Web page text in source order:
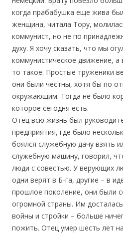
когда прабабушка еще жива
женщина, читала Тору,
коммунист, но не по
духу. Я хочу сказать, что мы
коммунистическое движение,
то такое. Простые труженики
они были честны, хотя бы по
окружающим. Тогда не было
которое сегодня есть.
Отец всю жизнь был
предприятия, где было
боялся служебную дачу взять
служебную машину, говорил,
люди с совестью. У верующих
одни верят в Б-га, другие – в
прошлое поколение, они были
огромной страны. Им
войны и стройки – больше
пожить. Отец умер шесть лет